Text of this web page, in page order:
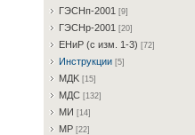
ГЭCHп-2001 [9]
ГЭCHp-2001 [20]
EHиP (c изм. 1-3) [72]
Инcтpукции [5]
MДK [15]
MДC [132]
MИ [14]
MP [22]